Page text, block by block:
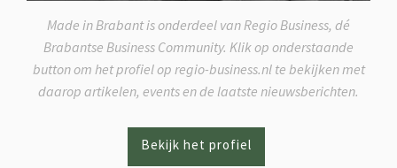
Made in Brabant is onderdeel van Regio Business, dé
Brabantse Business Community. Klik op onderstaande
button om het profiel op regio-business.nl te bekijken met
daarop artikelen, events en de laatste nieuwsberichten.